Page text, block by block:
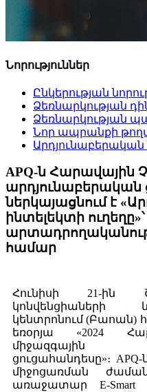
Նորություններ
Ընկերության
Ձեռնարկության
Ձեռնարկության
Նոր ապրանքի
Արդյունաբերական
APQ-ն Հարավային
արդյունաբերական
ներկայացնում է
ինտելեկտի
համար
Հունիսի 21-ին
կոնվենցիաների
կենտրոնում (Բաոան)
եռօրյա «2024
միջազգային
ցուցահանդեսը»։
միջոցառման
առաջատար E-Smart